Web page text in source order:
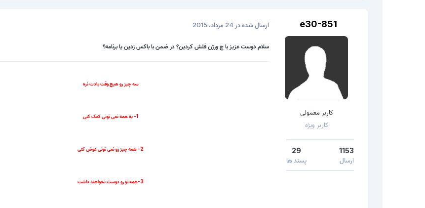
e30-851
کاربر معمولی
کاربر ویژه
1153
ارسال
29
پسند ها
ارسال شده در 24 مرداد، 2015
سلام دوست عزیز با چ ورژن فلش کردین؟ در ضمن با باکس زدین یا برنامه؟
سه چیز رو هیچ وقت یادت نره
1- به همه نمی تونی کمک کنی
2- همه چیز رو نمی تونی عوض کنی
3-همه تو رو دوست نخواهند داشت